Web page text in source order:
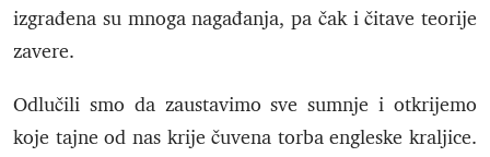
izgrađena su mnoga nagađanja, pa čak i čitave teorije
zavere.
Odlučili smo da zaustavimo sve sumnje i otkrijemo
koje tajne od nas krije čuvena torba engleske kraljice.